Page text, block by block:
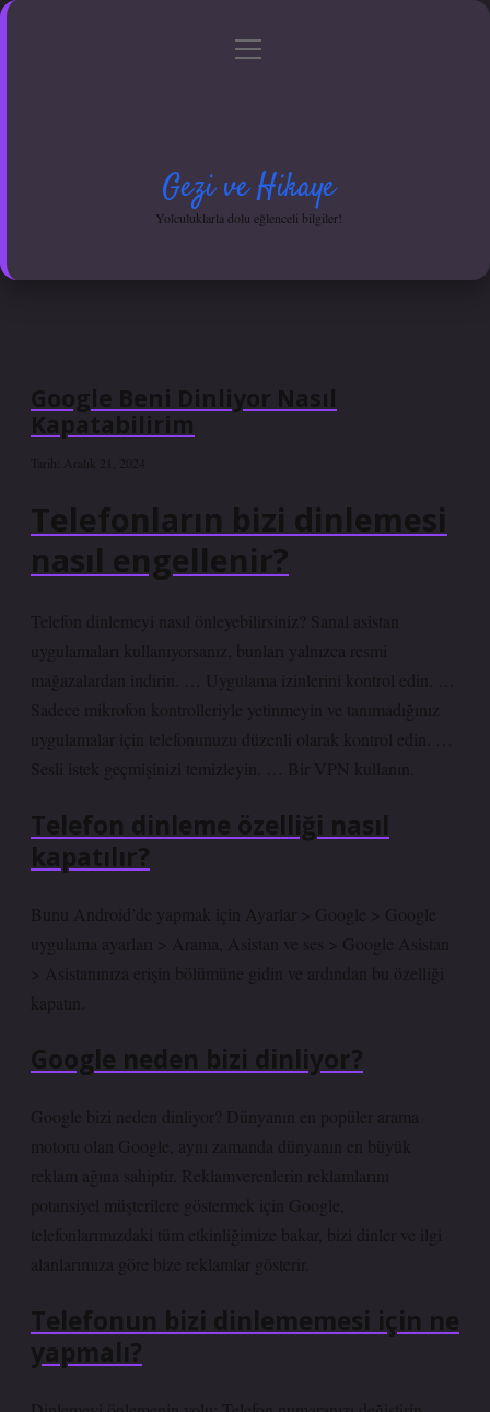
Gizlilik Politikası
menüyü
Gezi ve Hikaye
Yolculuklarla dolu eğlenceli bilgiler!
Google Beni Dinliyor Nasıl
Kapatabilirim
Tarih: Aralık 21, 2024
Telefonların bizi dinlemesi
nasıl engellenir?
Telefon dinlemeyi nasıl önleyebilirsiniz? Sanal asistan
uygulamaları kullanıyorsanız, bunları yalnızca resmi
mağazalardan indirin. … Uygulama izinlerini kontrol edin. …
Sadece mikrofon kontrolleriyle yetinmeyin ve tanımadığınız
uygulamalar için telefonunuzu düzenli olarak kontrol edin. …
Sesli istek geçmişinizi temizleyin. … Bir VPN kullanın.
Telefon dinleme özelliği nasıl
kapatılır?
Bunu Android’de yapmak için Ayarlar > Google > Google
uygulama ayarları > Arama, Asistan ve ses > Google Asistan
> Asistanınıza erişin bölümüne gidin ve ardından bu özelliği
kapatın.
Google neden bizi dinliyor?
Google bizi neden dinliyor? Dünyanın en popüler arama
motoru olan Google, aynı zamanda dünyanın en büyük
reklam ağına sahiptir. Reklamverenlerin reklamlarını
potansiyel müşterilere göstermek için Google,
telefonlarımızdaki tüm etkinliğimize bakar, bizi dinler ve ilgi
alanlarımıza göre bize reklamlar gösterir.
Telefonun bizi dinlememesi için ne
yapmalı?